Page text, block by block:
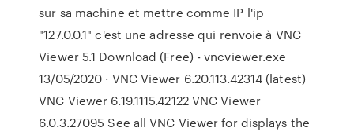
sur sa machine et mettre comme IP l'ip
"127.0.0.1" c'est une adresse qui renvoie à VNC
Viewer 5.1 Download (Free) - vncviewer.exe
13/05/2020 · VNC Viewer 6.20.113.42314 (latest)
VNC Viewer 6.19.1115.42122 VNC Viewer
6.0.3.27095 See all VNC Viewer for displays the